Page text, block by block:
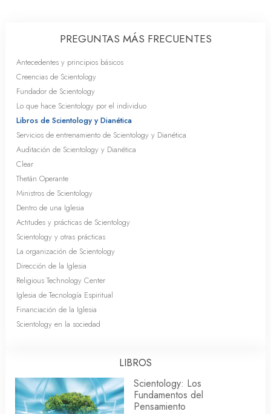
PREGUNTAS MÁS FRECUENTES
Antecedentes y principios básicos
Creencias de Scientology
Fundador de Scientology
Lo que hace Scientology por el individuo
Libros de Scientology y Dianética
Servicios de entrenamiento de Scientology y Dianética
Auditación de Scientology y Dianética
Clear
Thetán Operante
Ministros de Scientology
Dentro de una Iglesia
Actitudes y prácticas de Scientology
Scientology y otras prácticas
La organización de Scientology
Dirección de la Iglesia
Religious Technology Center
Iglesia de Tecnología Espiritual
Financiación de la Iglesia
Scientology en la sociedad
LIBROS
Scientology: Los
Fundamentos del
Pensamiento